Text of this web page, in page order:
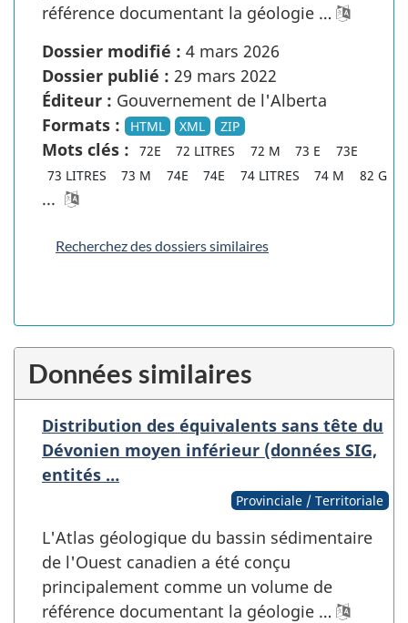
référence documentant la géologie …
Dossier modifié : 4 mars 2026
Dossier publié : 29 mars 2022
Éditeur : Gouvernement de l'Alberta
Formats :
HTML XML ZIP
Mots clés : 72E 72 LITRES 72 M 73 E
73E
73 LITRES
73 M 74E 74E 74 LITRES 74 M 82 G
...
Recherchez des dossiers similaires
Données similaires
Distribution des équivalents sans tête du
Dévonien moyen inférieur (données SIG,
entités …
Provinciale / Territoriale
L'Atlas géologique du bassin sédimentaire
de l'Ouest canadien a été conçu
principalement comme un volume de
référence documentant la géologie …